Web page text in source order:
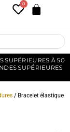
0
SUPÉRIEURES À 50
SUPÉRIEURES
/ Bracelet élastique